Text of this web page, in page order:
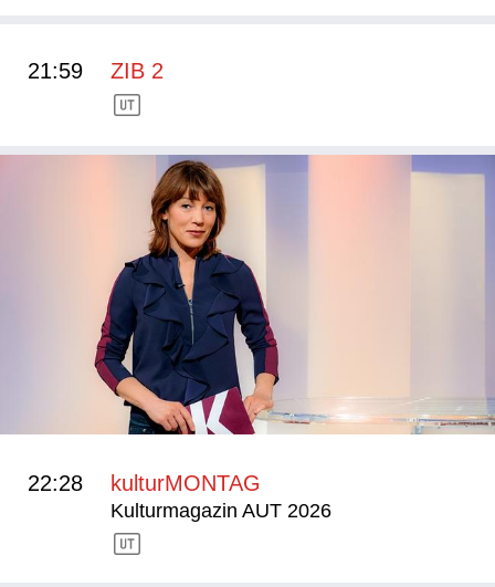
21:59 ZIB 2
22:28 kulturMONTAG
Kulturmagazin AUT 2026